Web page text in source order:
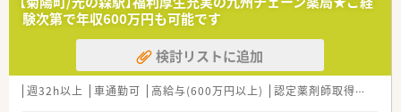
【法人特徴について】
■熊本県内を中心に約50店舗の調剤薬局を展開しているグルー
プで、地域に根差した安定経営を続けております。
■大手医薬品卸グループの傘下に属しているため経営基盤が非
常に強固であり、安心して長く働ける環境が整っています。
験次第で年収600万円も可能です
検討リストに追加
週32h以上 車通勤可 高給与(600万円以上) 認定薬剤師取得支援あり